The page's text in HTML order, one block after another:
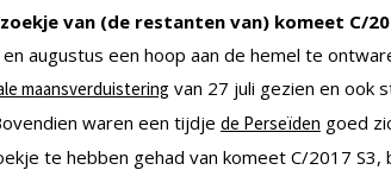
van (de restanten van) komeet C/
augustus een hoop aan de hemel te
maansverduistering van 27 juli gezien en ook
waren een tijdje de Perseïden goed
te hebben gehad van komeet C/2017 S3,